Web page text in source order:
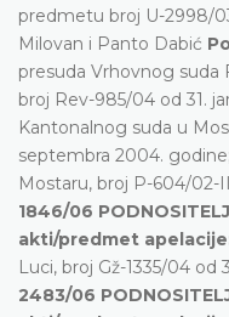
predmetu broj U-2998/
Milovan i Panto Dabić
presuda Vrhovnog suda
broj Rev-985/04 od 31.
Kantonalnog suda u
septembra 2004.
Mostaru, broj P-604/02-
1846/06
akti/predmet
Luci, broj Gž-1335/04 od
2483/06